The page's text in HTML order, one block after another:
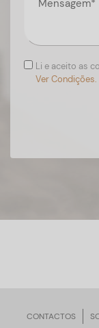
Li e aceito as
Ver Condições.
CONTACTOS